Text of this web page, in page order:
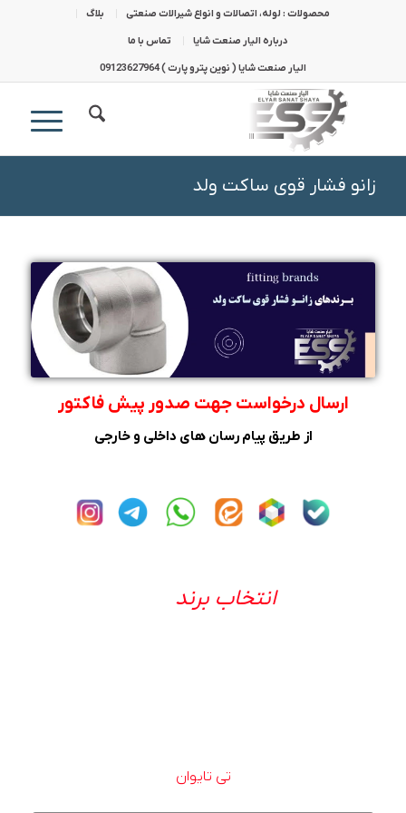
محصولات : لوله، اتصالات و انواع شیرالات صنعتی بلاگ
درباره الیار صنعت شایا تماس با ما
الیار صنعت شایا ( نوین پترو پارت ) 09123627964
زانو فشار قوی ساکت ولد
ارسال درخواست جهت صدور پیش فاکتور
از طریق پیام رسان های داخلی و خارجی
انتخاب برند
تی تایوان